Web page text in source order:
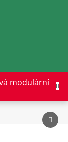
modulární